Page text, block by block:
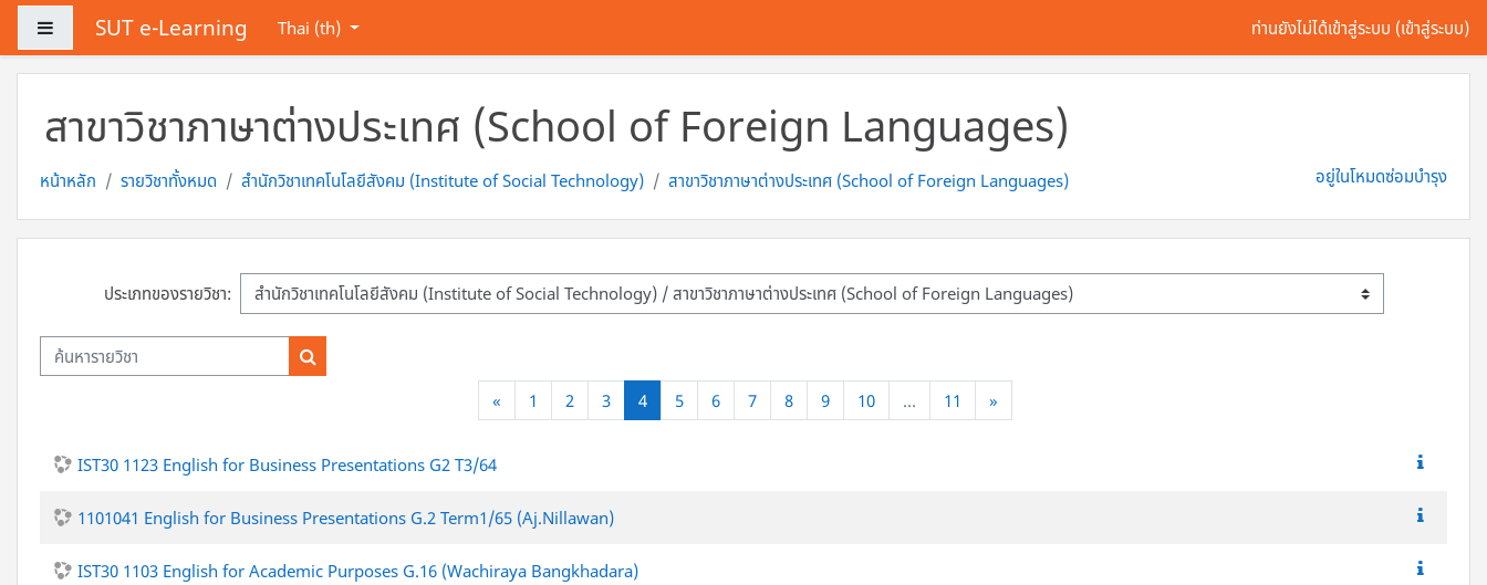
ข้ามไปที่เนื้อหาหลัก
Side panelSUT e-Learning Thai ‎(th)‎ ท่านยังไม่ได้เข้าสู่ระบบ (เข้าสู่ระบบ)
สาขาวิชาภาษาต่างประเทศ (School of Foreign Languages)
หน้าหลัก รายวิชาทั้งหมด สำนักวิชาเทคโนโลยีสังคม (Institute of Social Technology) สาขาวิชาภาษาต่างประเทศ (School of Foreign Languages) อยู่ในโหมดซ่อมบำรุง
ประเภทของรายวิชา:
ค้นหารายวิชา
ค้นหารายวิชา
« หน้าก่อน
1 2 3 4(current)
5 6 7 8 9 10 … 11 »
IST30 1123 English for Business Presentations G2 T3/64
1101041 English for Business Presentations G.2 Term1/65 (Aj.Nillawan)
IST30 1103 English for Academic Purposes G.16 (Wachiraya Bangkhadara)